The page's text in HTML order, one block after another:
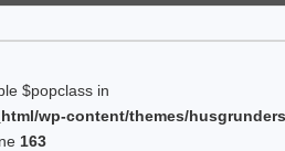
$popclass in
wp-content/themes/
163